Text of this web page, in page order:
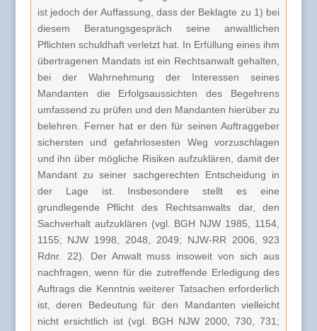
ist jedoch der Auffassung, dass der Beklagte zu 1) bei
diesem Beratungsgespräch seine anwaltlichen
Pflichten schuldhaft verletzt hat. In Erfüllung eines ihm
übertragenen Mandats ist ein Rechtsanwalt gehalten,
bei der Wahrnehmung der Interessen seines
Mandanten die Erfolgsaussichten des Begehrens
umfassend zu prüfen und den Mandanten hierüber zu
belehren. Ferner hat er den für seinen Auftraggeber
sichersten und gefahrlosesten Weg vorzuschlagen
und ihn über mögliche Risiken aufzuklären, damit der
Mandant zu seiner sachgerechten Entscheidung in
der Lage ist. Insbesondere stellt es eine
grundlegende Pflicht des Rechtsanwalts dar, den
Sachverhalt aufzuklären (vgl. BGH NJW 1985, 1154,
1155; NJW 1998, 2048, 2049; NJW-RR 2006, 923
Rdnr. 22). Der Anwalt muss insoweit von sich aus
nachfragen, wenn für die zutreffende Erledigung des
Auftrags die Kenntnis weiterer Tatsachen erforderlich
ist, deren Bedeutung für den Mandanten vielleicht
nicht ersichtlich ist (vgl. BGH NJW 2000, 730, 731;